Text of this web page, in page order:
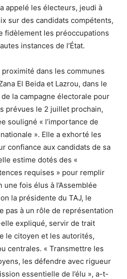
appelé les électeurs, jeudi à
sur des candidats compétents,
fidèlement les préoccupations
instances de l’État.
dans les communes
El Beida et Lazrou, dans le
la campagne électorale pour
prévues le 2 juillet prochain,
souligné « l’importance de
». Elle a exhorté les
confiance aux candidats de sa
estime dotés des «
requises » pour remplir
fois élus à l’Assemblée
la présidente du TAJ, le
pas à un rôle de représentation
expliqué, servir de trait
le citoyen et les autorités,
centrales. « Transmettre les
les défendre avec rigueur
essentielle de l’élu », a-t-